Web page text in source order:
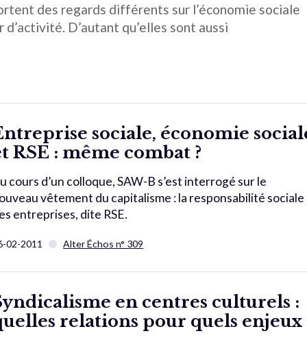
des regards différents sur l’économie sociale
D’autant qu’elles sont aussi
sociale, économie
RSE : même combat ?
cours d’un colloque, SAW-B s’est interrogé sur le
vêtement du capitalisme : la responsabilité sociale
entreprises, dite RSE.
02-2011 Alter Échos n° 309
en centres culturels :
relations pour quels enjeux